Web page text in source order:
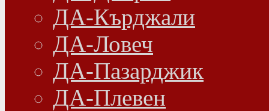
ДА-Кърджали
ДА-Ловеч
ДА-Пазарджик
ДА-Плевен